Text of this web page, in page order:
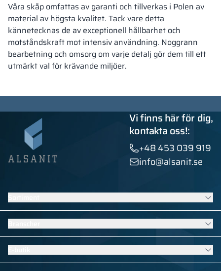
Våra skåp omfattas av garanti och tillverkas i Polen av
material av högsta kvalitet. Tack vare detta
kännetecknas de av exceptionell hållbarhet och
motståndskraft mot intensiv användning. Noggrann
bearbetning och omsorg om varje detalj gör dem till ett
utmärkt val för krävande miljöer.
Vi finns här för dig,
kontakta oss!:
+48 453 039 919
info@alsanit.se
Skåp
Sanitära kabiner
Kontraktsmöbler
Se alla produkter
Möbler för skolor och förskolor
Bassängutrustning
Möbler för sport- och fitnessomklädningsrum